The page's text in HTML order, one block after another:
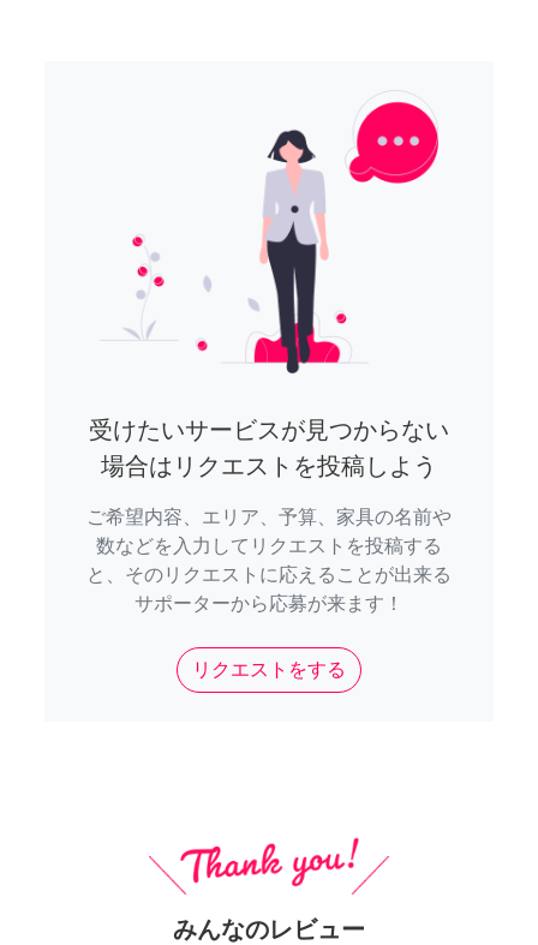
受けたいサービスが見つからない
場合はリクエストを投稿しよう
ご希望内容、エリア、予算、家具の名前や
数などを入力してリクエストを投稿する
と、そのリクエストに応えることが出来る
サポーターから応募が来ます！
リクエストをする
みんなのレビュー